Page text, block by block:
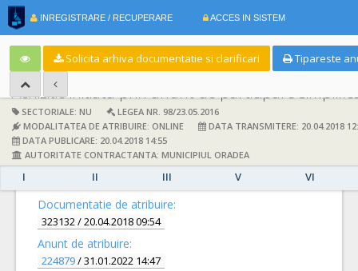
INREGISTRARE / RECUPERARE ACCES IN SISTEM
Solicita arhiva documentatie si clarificari Tipareste
Achizitie initiata prin anunt de participare
SECTORIALE: NU
LEGEA NR. 98/23.05.2016
MODALITATEA DE ATRIBUIRE: ONLINE
DATA TRANSMITERE: 20.04.2018
DATA PUBLICARE: 20.04.2018 14:55
AUTORITATE CONTRACTANTA: MUNICIPIUL ORADEA
I II III V VI
Documentatie de atribuire:
323132/ 20.04.2018 09:54
Anunt de atribuire:
224879/ 31.01.2022 14:47